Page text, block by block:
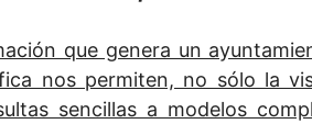
que genera un
nos permiten, no sólo la
sencillas a modelos